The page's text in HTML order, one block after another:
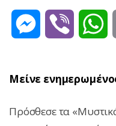
Messenger
Viber
Μείνε
Πρόσθεσε τα